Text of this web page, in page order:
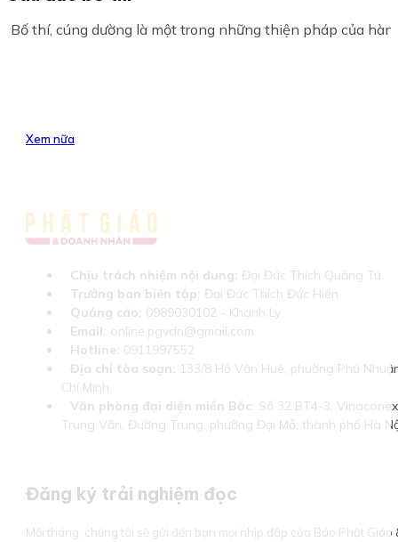
Bố thí, cúng dường là một trong những thiện pháp của
Xem nữa
Chịu trách nhiệm nội dung: Đại Đức Thích Quảng Tú
Trưởng ban biên tập: Đại Đức Thích Đức Hiển
Quảng cáo: 0989030102 - Khánh Ly
Email: online.pgvdn@gmail.com
Hotline: 0911997552
Địa chỉ tòa soạn: 133/8 Hồ Văn Huê, phường Phú
Chí Minh
Văn phòng đại diện miền Bắc: Số 32 BT4-3,
Trung Văn, Đường Trung, phường Đại Mỗ, thành phố Hà
Đăng ký trải nghiệm đọc
Mỗi tháng, chúng tôi sẽ gửi đến bạn mọi nhịp đập của Báo Phật Giáo